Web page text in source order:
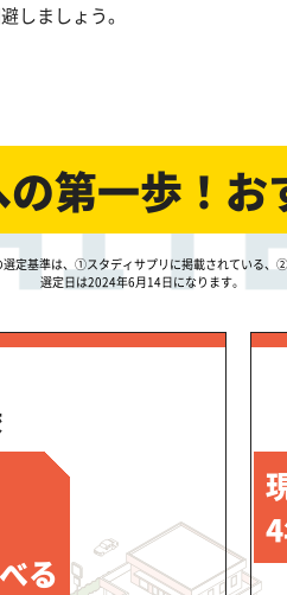
しましょう。
第一歩！ お
定基準は、①スタディサプリに掲載されている
選定日は2024年6月14日になります。
る